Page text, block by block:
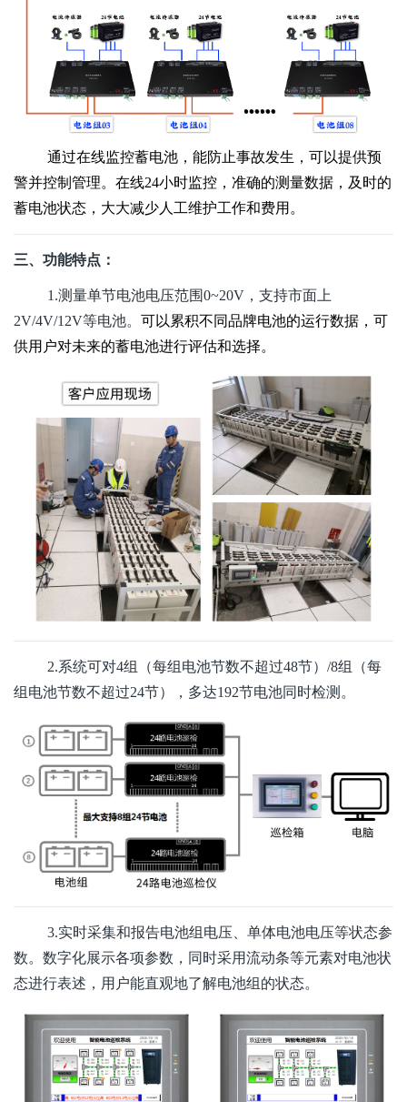
通过在线监控蓄电池，能防止事故发生，可以提供预
警并控制管理。在线24小时监控，准确的测量数据，及时的
蓄电池状态，大大减少人工维护工作和费用。
三、功能特点：
1.测量单节电池电压范围0~20V，支持市面上
2V/4V/12V等电池。 可以累积不同品牌电池的运行数据，可
供用户对未来的蓄电池进行评估和选择。
2.系统可对4组（每组电池节数不超过48节）/8组（每
组电池节数不超过24节），多达192节电池同时检测。
3.实时采集和报告电池组电压、单体电池电压等状态参
数。数字化展示各项参数，同时采用流动条等元素对电池状
态进行表述，用户能直观地了解电池组的状态。